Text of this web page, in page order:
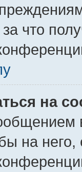
что
на
на